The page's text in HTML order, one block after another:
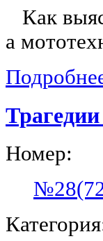
Как
а
Номер: